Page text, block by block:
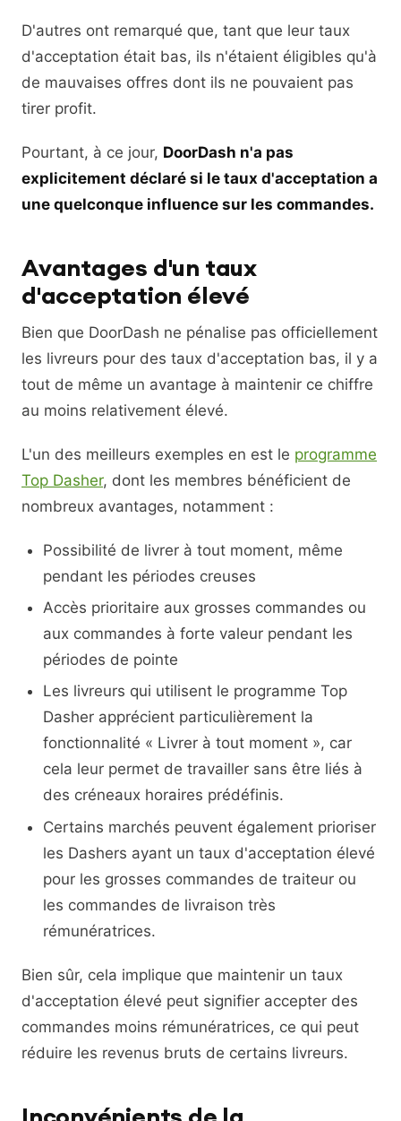
D'autres ont remarqué que, tant que leur taux
d'acceptation était bas, ils n'étaient éligibles qu'à
de mauvaises offres dont ils ne pouvaient pas
tirer profit.
Pourtant, à ce jour, DoorDash n'a pas
explicitement déclaré si le taux d'acceptation a
une quelconque influence sur les commandes.
Avantages d'un taux
d'acceptation élevé
Bien que DoorDash ne pénalise pas officiellement
les livreurs pour des taux d'acceptation bas, il y a
tout de même un avantage à maintenir ce chiffre
au moins relativement élevé.
L'un des meilleurs exemples en est le programme
Top Dasher, dont les membres bénéficient de
nombreux avantages, notamment :
Possibilité de livrer à tout moment, même
pendant les périodes creuses
Accès prioritaire aux grosses commandes ou
aux commandes à forte valeur pendant les
périodes de pointe
Les livreurs qui utilisent le programme Top
Dasher apprécient particulièrement la
fonctionnalité « Livrer à tout moment », car
cela leur permet de travailler sans être liés à
des créneaux horaires prédéfinis.
Certains marchés peuvent également prioriser
les Dashers ayant un taux d'acceptation élevé
pour les grosses commandes de traiteur ou
les commandes de livraison très
rémunératrices.
Bien sûr, cela implique que maintenir un taux
d'acceptation élevé peut signifier accepter des
commandes moins rémunératrices, ce qui peut
réduire les revenus bruts de certains livreurs.